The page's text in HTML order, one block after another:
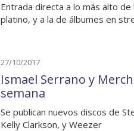
Entrada directa a lo más alto
platino, y a la de álbumes en
27/10/2017
Ismael Serrano y
semana
Se publican nuevos discos de
Kelly Clarkson, y Weezer